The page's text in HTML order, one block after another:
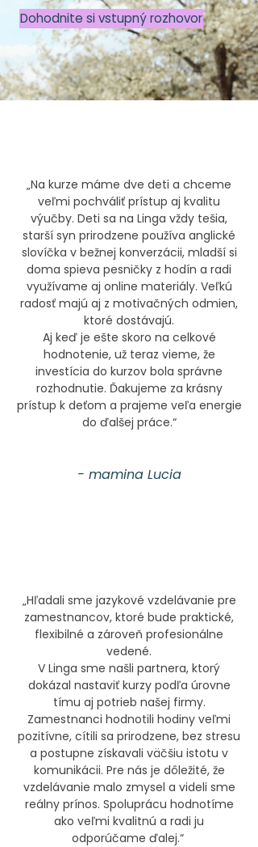
Dohodnite si vstupný rozhovor
„Na kurze máme dve deti a chceme
veľmi pochváliť prístup aj kvalitu
výučby. Deti sa na Linga vždy tešia,
starší syn prirodzene používa anglické
slovíčka v bežnej konverzácii, mladší si
doma spieva pesničky z hodín a radi
využívame aj online materiály. Veľkú
radosť majú aj z motivačných odmien,
ktoré dostávajú.
Aj keď je ešte skoro na celkové
hodnotenie, už teraz vieme, že
investícia do kurzov bola správne
rozhodnutie. Ďakujeme za krásny
prístup k deťom a prajeme veľa energie
do ďalšej práce.“
- mamina Lucia
„Hľadali sme jazykové vzdelávanie pre
zamestnancov, ktoré bude praktické,
flexibilné a zároveň profesionálne
vedené.
V Linga sme našli partnera, ktorý
dokázal nastaviť kurzy podľa úrovne
tímu aj potrieb našej firmy.
Zamestnanci hodnotili hodiny veľmi
pozitívne, cítili sa prirodzene, bez stresu
a postupne získavali väčšiu istotu v
komunikácii. Pre nás je dôležité, že
vzdelávanie malo zmysel a videli sme
reálny prínos. Spoluprácu hodnotíme
ako veľmi kvalitnú a radi ju
odporúčame ďalej.“